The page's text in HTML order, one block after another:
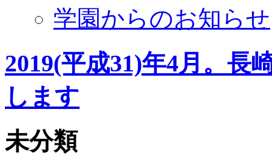
学園からのお知らせ
2019(平成31)年4月。長
します
未分類